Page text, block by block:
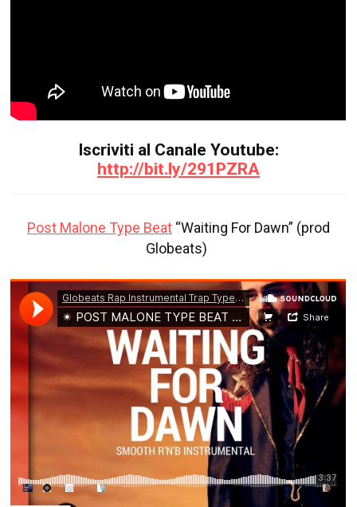
Iscriviti al Canale Youtube:
http://bit.ly/291PZRA
Post Malone Type Beat“Waiting For Dawn” (prod
Globeats)